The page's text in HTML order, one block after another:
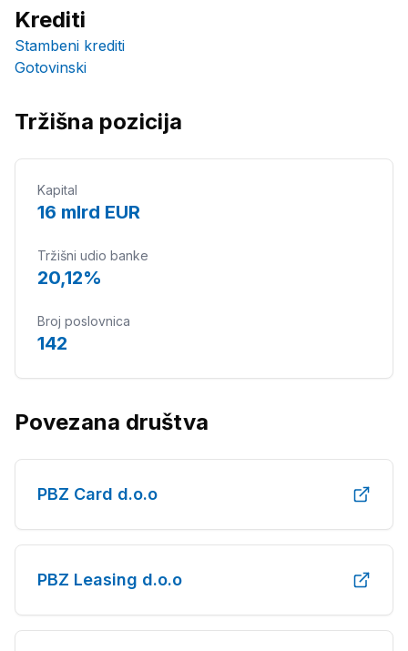
Krediti
Stambeni krediti
Gotovinski
Tržišna pozicija
Kapital
16 mlrd EUR
Tržišni udio banke
20,12%
Broj poslovnica
142
Povezana društva
PBZ Card d.o.o
PBZ Leasing d.o.o